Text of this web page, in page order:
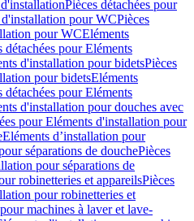
Pièces détachées pour
pour WCPièces
pour WCEléments
détachées pour Eléments
d'installation pour bidetsPièces
pour bidetsEléments
détachées pour Eléments
d'installation pour douches avec
pour Eléments d'installation pour
Eléments d’installation pour
séparations de douchePièces
pour séparations de
robinetteries et appareilsPièces
pour robinetteries et
machines à laver et lave-